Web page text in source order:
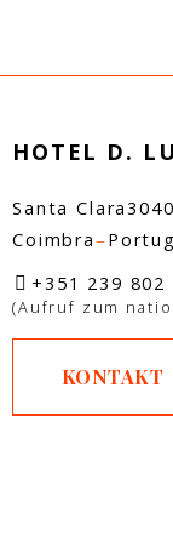
HOTEL D.
Santa Clara
Coimbra–
+351 239 802
(Aufruf zum
KONTAKT